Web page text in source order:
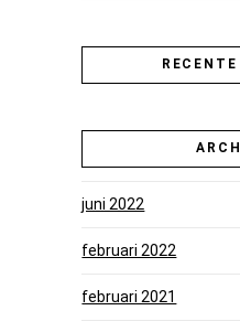
juni 2022
februari 2022
februari 2021